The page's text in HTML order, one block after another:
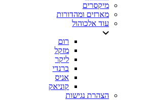
מיקסרים
מארזים ומהדורות
עוד אלכוהול
רום
מזקל
ליקר
ברנדי
אניס
קוניאק
הצהרת נגישות